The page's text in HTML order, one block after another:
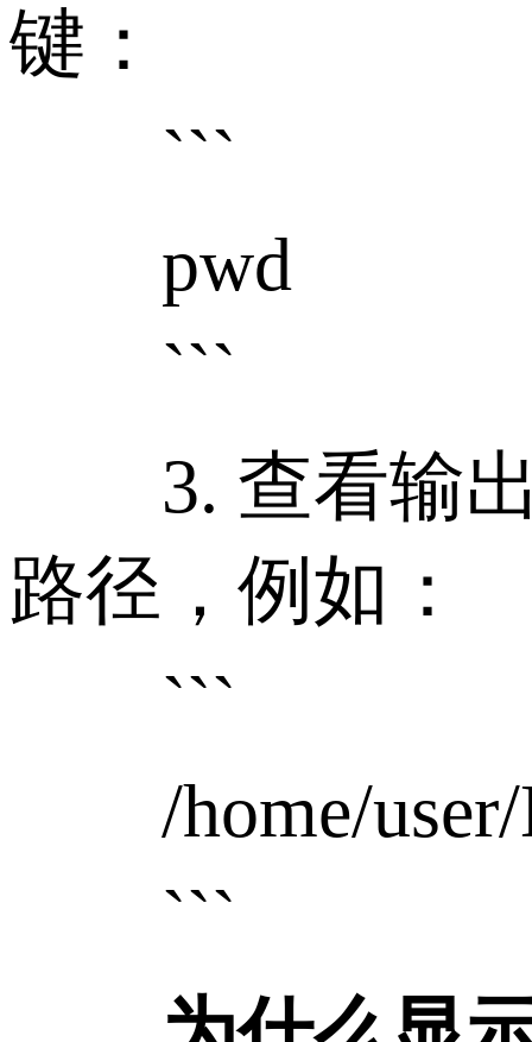
键：
```
pwd
```
3. 查看输出
路径，例如：
```
/home/user/
```